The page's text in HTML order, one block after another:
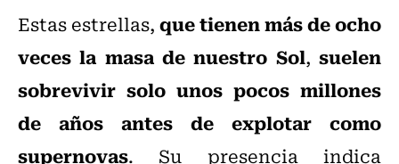
Estas estrellas,que tienen más de ocho
veces la masa de nuestro Sol,suelen
sobrevivir solo unos pocos millones
de años antes de explotar como
supernovas. Su presencia indica